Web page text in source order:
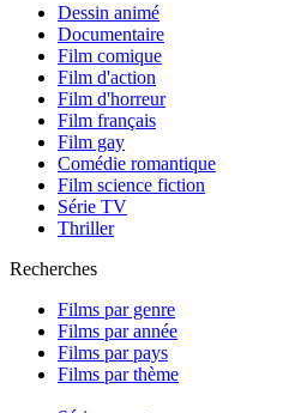
Dessin animé
Documentaire
Film comique
Film d'action
Film d'horreur
Film français
Film gay
Comédie romantique
Film science fiction
Série TV
Thriller
Recherches
Films par genre
Films par année
Films par pays
Films par thème